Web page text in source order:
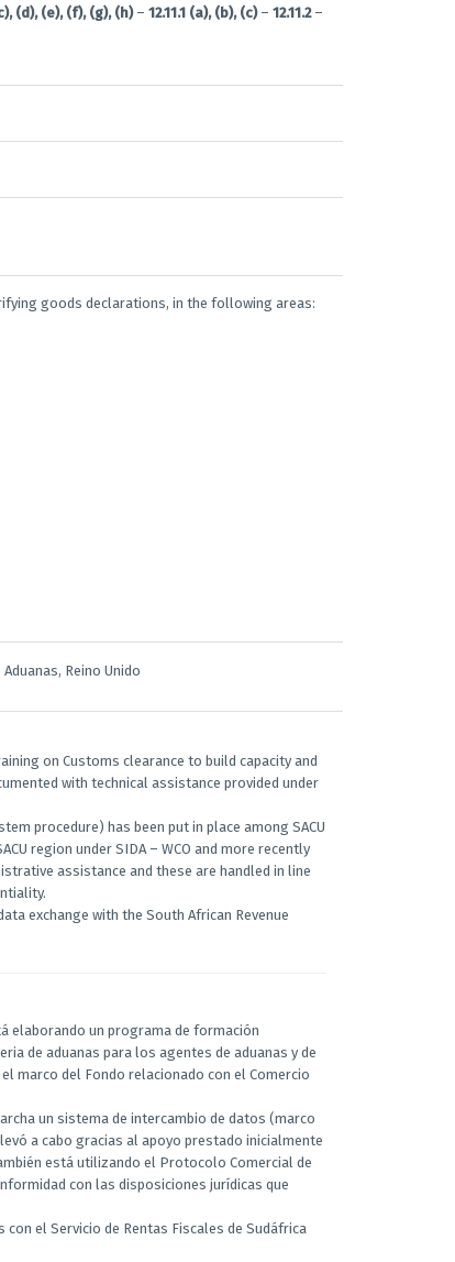
(d), (e), (f), (g), (h)– 12.11.1 (a), (b), (c)– 12.11.2–
goods declarations, in the following areas:
Reino Unido
on Customs clearance to build capacity and
with technical assistance provided under
procedure) has been put in place among SACU
region under SIDA – WCO and more recently
assistance and these are handled in line
exchange with the South African Revenue
elaborando un programa de formación
de aduanas para los agentes de aduanas y de
marco del Fondo relacionado con el Comercio
un sistema de intercambio de datos (marco
a cabo gracias al apoyo prestado inicialmente
está utilizando el Protocolo Comercial de
con las disposiciones jurídicas que
el Servicio de Rentas Fiscales de Sudáfrica